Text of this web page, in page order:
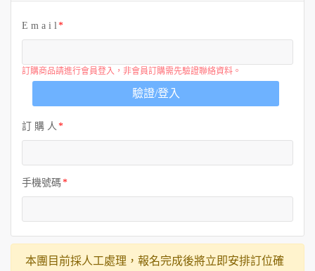
E m a i l
訂購商品請進行會員登入，非會員訂購需先驗證聯絡資料。
驗證/登入
訂 購 人
手機號碼
本團目前採人工處理，報名完成後將立即安排訂位確